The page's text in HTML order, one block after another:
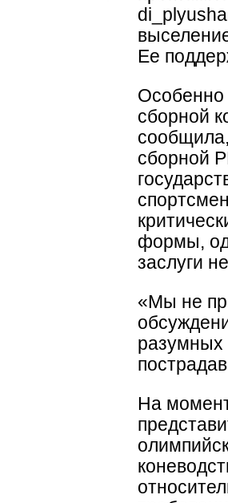
Ее
Особенно
сборной
сборной
формы,
заслуги
«Мы не
На